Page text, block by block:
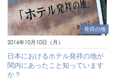
発祥の地
2016年10月10日（月）
日本におけるホテル発祥の地が
関内にあったこと知っています
か？